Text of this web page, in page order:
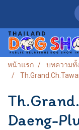
หน้าแรก บทความทั้
Daeng-